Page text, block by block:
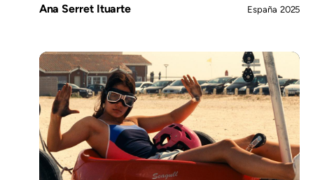
Ana Serret Ituarte España 2025